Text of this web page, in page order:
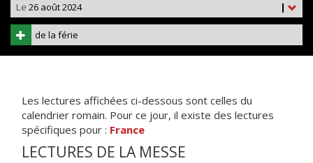
|
Le 26 août 2024
de la férie
Les lectures affichées ci-dessous sont celles du
calendrier romain. Pour ce jour, il existe des lectures
spécifiques pour : France
LECTURES DE LA MESSE